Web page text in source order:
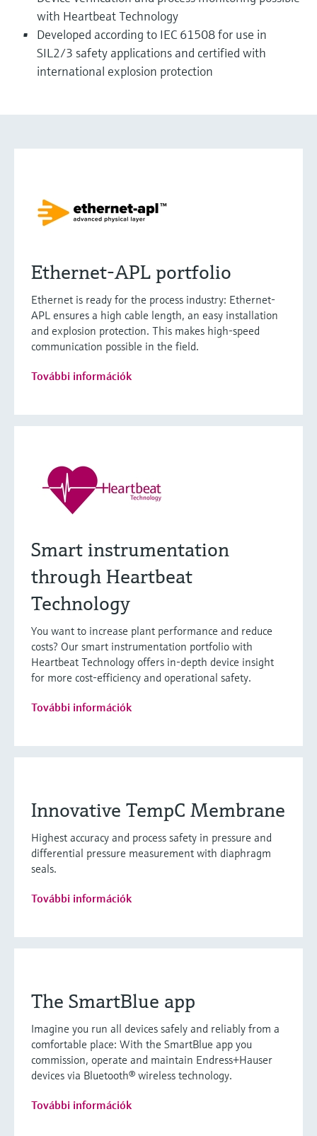
with Heartbeat Technology
Developed according to IEC 61508 for use in
SIL2/3 safety applications and certified with
international explosion protection
Ethernet-APL portfolio
Ethernet is ready for the process industry: Ethernet-
APL ensures a high cable length, an easy installation
and explosion protection. This makes high-speed
communication possible in the field.
További információk
Smart instrumentation
through Heartbeat
Technology
You want to increase plant performance and reduce
costs? Our smart instrumentation portfolio with
Heartbeat Technology offers in-depth device insight
for more cost-efficiency and operational safety.
További információk
Innovative TempC Membrane
Highest accuracy and process safety in pressure and
differential pressure measurement with diaphragm
seals.
További információk
The SmartBlue app
Imagine you run all devices safely and reliably from a
comfortable place: With the SmartBlue app you
commission, operate and maintain Endress+Hauser
devices via Bluetooth® wireless technology.
További információk